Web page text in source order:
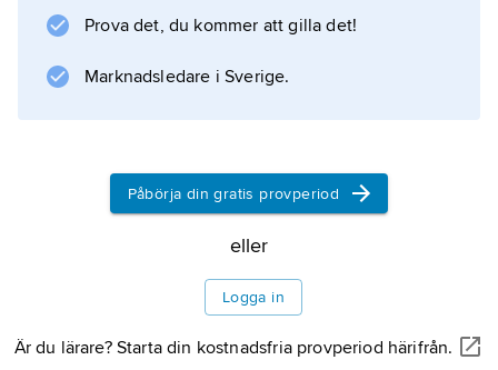
Chenresi
kinesiska invasionen en exilregering i
Information om artikeln
Prova det, du kommer att gilla det!
Marknadsledare i Sverige.
Påbörja din gratis provperiod
eller
Logga in
Är du lärare? Starta din kostnadsfria provperiod härifrån.